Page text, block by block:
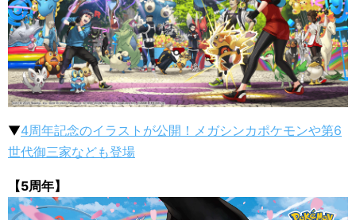
▼4周年記念のイラストが公開！メガシンカポケモンや第6
世代御三家なども登場
【5周年】